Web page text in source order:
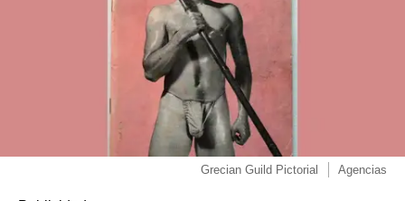
Grecian Guild Pictorial Agencias